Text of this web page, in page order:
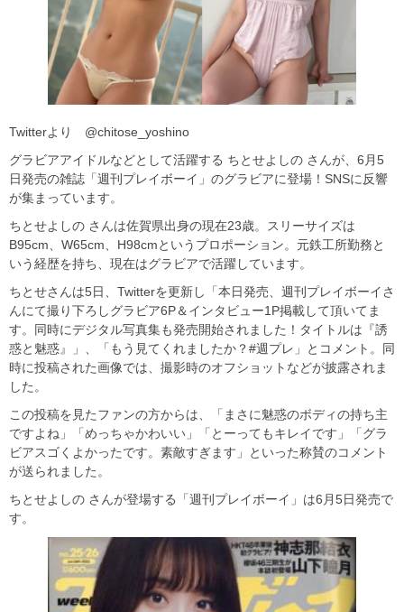
Twitterより @chitose_yoshino
グラビアアイドルなどとして活躍する ちとせよしの さんが、6月5
日発売の雑誌「週刊プレイボーイ」のグラビアに登場！SNSに反響
が集まっています。
ちとせよしの さんは佐賀県出身の現在23歳。スリーサイズは
B95cm、W65cm、H98cmというプロポーション。元鉄工所勤務と
いう経歴を持ち、現在はグラビアで活躍しています。
ちとせさんは5日、Twitterを更新し「本日発売、週刊プレイボーイさ
んにて撮り下ろしグラビア6P＆インタビュー1P掲載して頂いてま
す。同時にデジタル写真集も発売開始されました！タイトルは『誘
惑と魅惑』」、「もう見てくれましたか？#週プレ」とコメント。同
時に投稿された画像では、撮影時のオフショットなどが披露されま
した。
この投稿を見たファンの方からは、「まさに魅惑のボディの持ち主
ですよね」「めっちゃかわいい」「とーってもキレイです」「グラ
ビアスゴくよかったです。素敵すぎます」といった称賛のコメント
が送られました。
ちとせよしの さんが登場する「週刊プレイボーイ」は6月5日発売で
す。